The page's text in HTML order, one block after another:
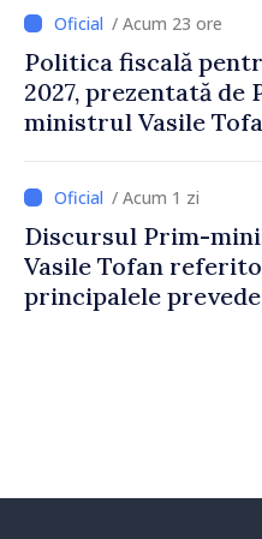
/ Acum 23 ore
Politica fiscală
2027, prezentată de
ministrul Vasile
stimularea
taxare mai echitabilă
/ Acum 1 zi
Discursul Prim-
Vasile Tofan
principalele